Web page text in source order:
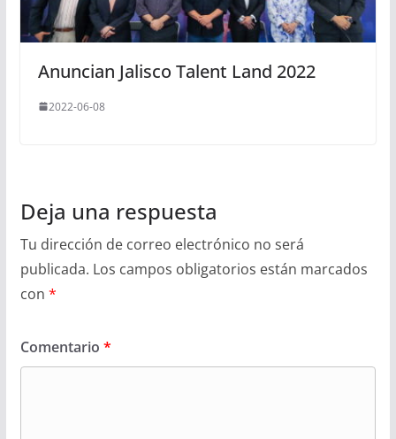
Anuncian Jalisco Talent Land 2022
2022-06-08
Deja una respuesta
Tu dirección de correo electrónico no será
publicada. Los campos obligatorios están marcados
con *
Comentario *